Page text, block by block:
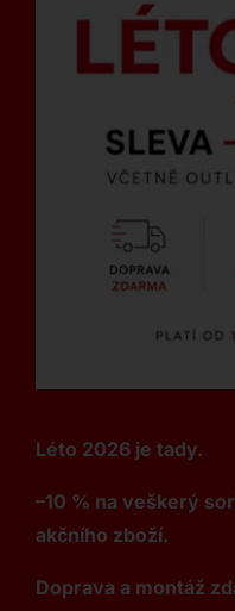
Léto 2026 je tady.
–10 % na veškerý
akčního zboží.
Doprava a montáž